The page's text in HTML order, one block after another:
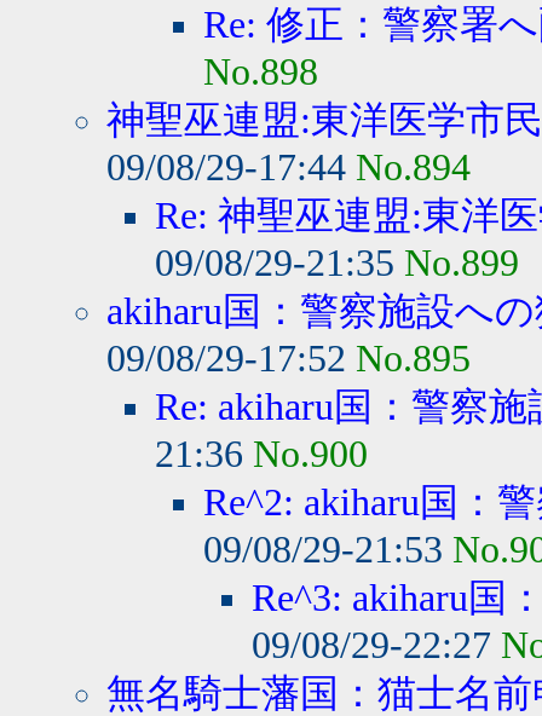
Re: 修正：警察署
No.898
神聖巫連盟:東洋医学市
09/08/29-17:44 No.894
Re: 神聖巫連盟:東洋
09/08/29-21:35 No.899
akiharu国：警察施設へ
09/08/29-17:52 No.895
Re: akiharu国：警察
21:36 No.900
Re^2: akiharu国：
09/08/29-21:53
Re^3: akiharu国
09/08/29-22:27
無名騎士藩国：猫士名前